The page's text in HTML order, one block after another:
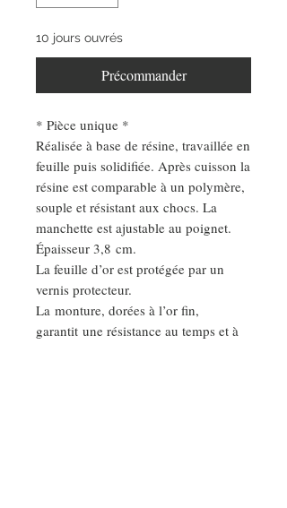
10 jours ouvrés
Précommander
* Pièce unique *
Réalisée à base de résine, travaillée en
feuille puis solidifiée. Après cuisson la
résine est comparable à un polymère,
souple et résistant aux chocs. La
manchette est ajustable au poignet.
Épaisseur 3,8 cm.
La feuille d’or est protégée par un
vernis protecteur.
La monture, dorées à l’or fin,
garantit une résistance au temps et à